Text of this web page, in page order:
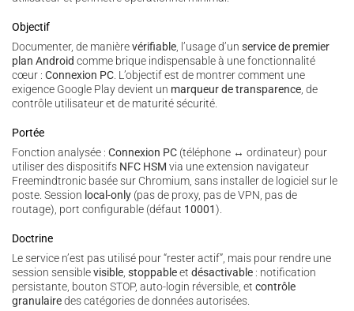
Objectif
Documenter, de manièrevérifiable, l’usage d’un service de premier
plan Android comme brique indispensable à une fonctionnalité
cœur : Connexion PC. L’objectif est de montrer comment une
exigence Google Play devient un marqueur de transparence, de
contrôle utilisateur et de maturité sécurité.
Portée
Fonction analysée : Connexion PC (téléphone ↔ ordinateur) pour
utiliser des dispositifs NFC HSM via une extension navigateur
Freemindtronic basée sur Chromium, sans installer de logiciel sur le
poste. Session local-only (pas de proxy, pas de VPN, pas de
routage), port configurable (défaut 10001).
Doctrine
Le service n’est pas utilisé pour “rester actif”, mais pour rendre une
session sensiblevisible, stoppableet désactivable : notification
persistante, bouton STOP, auto-login réversible, et contrôle
granulairedes catégories de données autorisées.